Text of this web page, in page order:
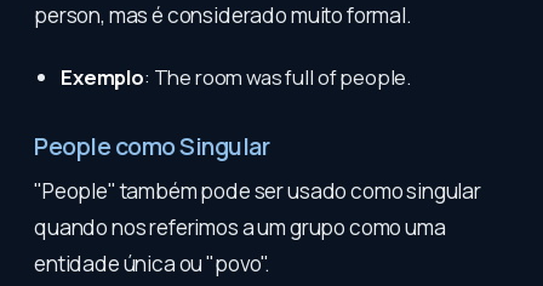
person, mas é considerado muito formal.
Exemplo: The room was full of people.
People como Singular
"People" também pode ser usado como singular
quando nos referimos a um grupo como uma
entidade única ou "povo".